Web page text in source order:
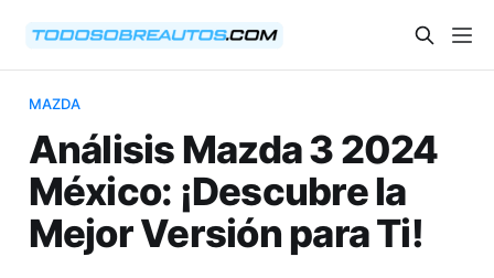
MAZDA
Análisis Mazda 3 2024
México: ¡Descubre la
Mejor Versión para Ti!